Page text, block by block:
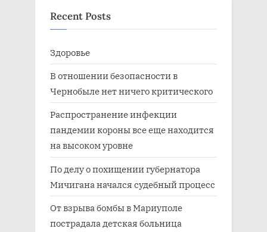
Recent Posts
Здоровье
В отношении безопасности в
Чернобыле нет ничего критического
Распространение инфекции
пандемии короны все еще находится
на высоком уровне
По делу о похищении губернатора
Мичигана начался судебный процесс
От взрыва бомбы в Мариуполе
пострадала детская больница